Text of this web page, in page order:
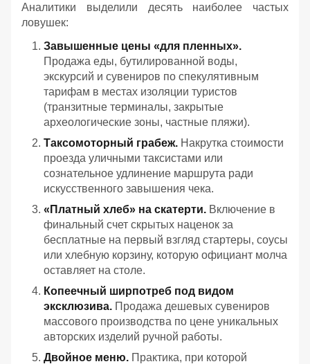
Аналитики выделили десять наиболее частых
ловушек:
Завышенные цены «для пленных».
Продажа еды, бутилированной воды,
экскурсий и сувениров по спекулятивным
тарифам в местах изоляции туристов
(транзитные терминалы, закрытые
археологические зоны, частные пляжи).
Таксомоторный грабеж. Накрутка стоимости
проезда уличными таксистами или
сознательное удлинение маршрута ради
искусственного завышения чека.
«Платный хлеб» на скатерти. Включение в
финальный счет скрытых наценок за
бесплатные на первый взгляд стартеры, соусы
или хлебную корзину, которую официант молча
оставляет на столе.
Копеечный ширпотреб под видом
эксклюзива. Продажа дешевых сувениров
массового производства по цене уникальных
авторских изделий ручной работы.
Двойное меню. Практика, при которой